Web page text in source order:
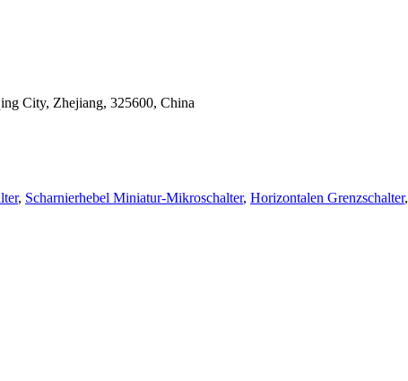
City, Zhejiang, 325600, China
, Scharnierhebel Miniatur-Mikroschalter, Horizontalen Grenzschalter,